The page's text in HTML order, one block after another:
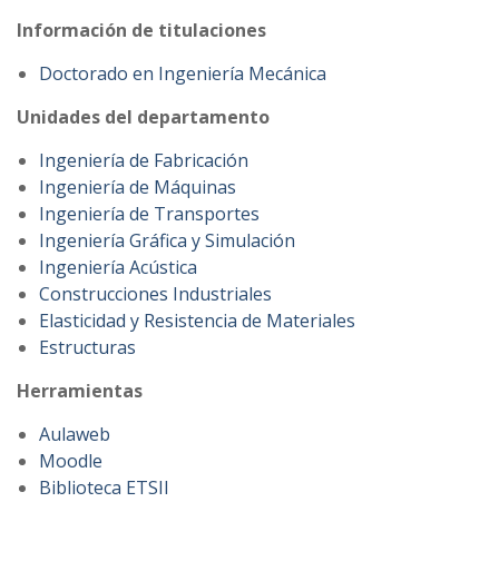
Información de titulaciones
Doctorado en Ingeniería Mecánica
Unidades del departamento
Ingeniería de Fabricación
Ingeniería de Máquinas
Ingeniería de Transportes
Ingeniería Gráfica y Simulación
Ingeniería Acústica
Construcciones Industriales
Elasticidad y Resistencia de Materiales
Estructuras
Herramientas
Aulaweb
Moodle
Biblioteca ETSII